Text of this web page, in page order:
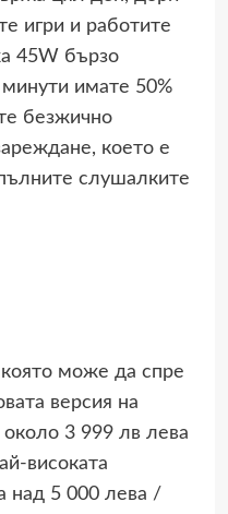
игри и работите
45W бързо
имате 50%
безжично
което е
слушалките
която може да спре
версия на
около 3 999 лв лева
високата
над 5 000 лева /